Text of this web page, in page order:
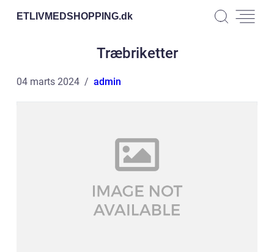
ETLIVMEDSHOPPING.dk
Træbriketter
04 marts 2024 admin